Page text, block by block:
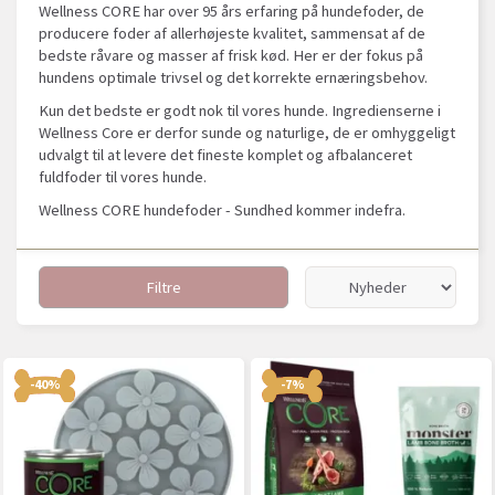
Wellness CORE har over 95 års erfaring på hundefoder, de
producere foder af allerhøjeste kvalitet, sammensat af de
bedste råvare og masser af frisk kød. Her er der fokus på
hundens optimale trivsel og det korrekte ernæringsbehov.
Kun det bedste er godt nok til vores hunde. Ingredienserne i
Wellness Core er derfor sunde og naturlige, de er omhyggeligt
udvalgt til at levere det fineste komplet og afbalanceret
fuldfoder til vores hunde.
Wellness CORE hundefoder - Sundhed kommer indefra.
Filtre
-40% -7%